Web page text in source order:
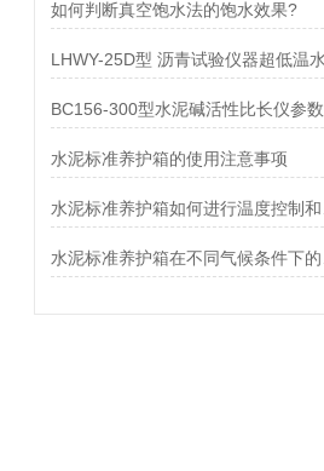
如何判断真空饱水法的饱水效果?
BC156-300型水泥碱活性比长仪参数
水泥标准养护箱的使用注意事项